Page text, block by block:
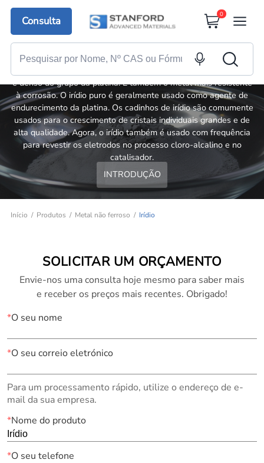
Consulta
0
Irídio
O irídio é um metal duro, quebradiço, brilhante, branco-prateado
e denso do grupo da platina. É também o metal mais resistente
à corrosão. O irídio puro é geralmente usado como agente de
endurecimento da platina. Os cadinhos de irídio são comumente
usados para o crescimento de cristais individuais grandes e de
alta qualidade. Agora, o irídio também é usado com frequência
para revestir os eletrodos no processo cloro-alcalino e no
catalisador.
INTRODUÇÃO
Início Produtos Metal não ferroso Irídio
SOLICITAR UM ORÇAMENTO
Envie-nos uma consulta hoje mesmo para saber mais
e receber os preços mais recentes. Obrigado!
*O seu nome
*O seu correio eletrónico
Para um processamento rápido, utilize o endereço de e-
mail da sua empresa.
*Nome do produto
*O seu telefone